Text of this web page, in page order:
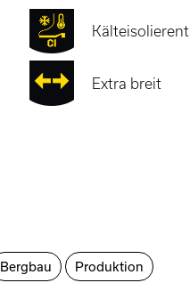
Kälteisolierent
Extra breit
Bergbau Produktion